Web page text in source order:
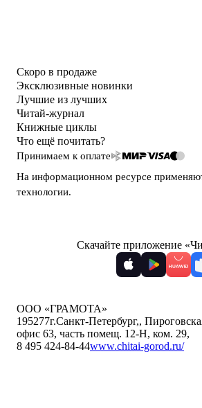
Скоро в продаже
Эксклюзивные новинки
Лучшие из лучших
Читай-журнал
Книжные циклы
Что ещё почитать?
Принимаем к оплате
На информационном ресурсе
технологии.
Скачайте приложение
ООО «ГРАМОТА»
195277г.Санкт-Петербург,,
офис 63, часть помещ. 12-Н, ком. 29,
8 495 424-84-44www.chitai-gorod.ru/